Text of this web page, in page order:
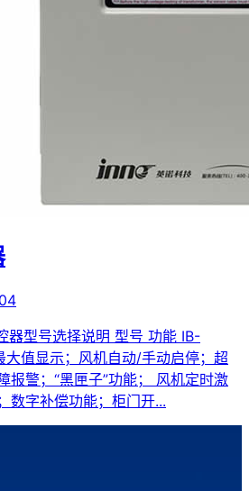
器型号选择说明 型号 功能 IB-
值显示；风机自动/手动启停；超
报警；“黑匣子”功能； 风机定时激
数字补偿功能；柜门开...